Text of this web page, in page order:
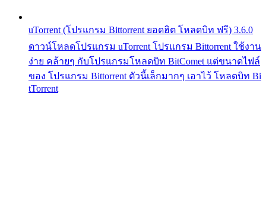
uTorrent (โปรแกรม Bittorrent ยอดฮิต โหลดบิท ฟรี) 3.6.0
ดาวน์โหลดโปรแกรม uTorrent โปรแกรม Bittorrent ใช้งาน
ง่าย คล้ายๆ กับโปรแกรมโหลดบิท BitComet แต่ขนาดไฟล์
ของ โปรแกรม Bittorrent ตัวนี้เล็กมากๆ เอาไว้ โหลดบิท Bi
tTorrent